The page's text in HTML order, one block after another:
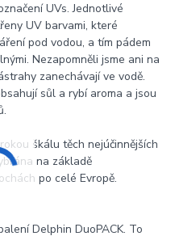
UVs. Jednotlivé
UV barvami, které
pod vodou, a tím pádem
Nezapomněli jsme ani na
zanechávají ve vodě.
sůl a rybí aroma a jsou
škálu těch nejúčinnějších
na základě
po celé Evropě.
Delphin DuoPACK. To